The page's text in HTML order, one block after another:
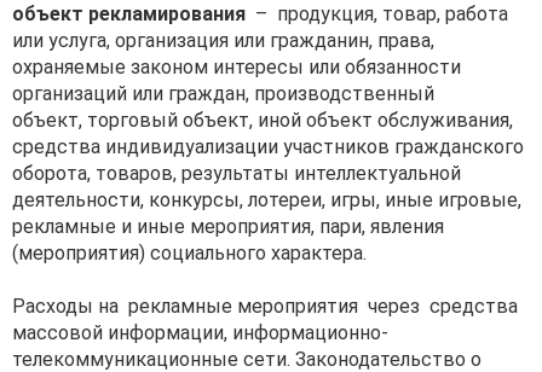
объект рекламирования – продукция, товар, работа
или услуга, организация или гражданин, права,
охраняемые законом интересы или обязанности
организаций или граждан, производственный
объект, торговый объект, иной объект обслуживания,
средства индивидуализации участников гражданского
оборота, товаров, результаты интеллектуальной
деятельности, конкурсы, лотереи, игры, иные игровые,
рекламные и иные мероприятия, пари, явления
(мероприятия) социального характера.
Расходы на рекламные мероприятия через средства
массовой информации, информационно-
телекоммуникационные сети. Законодательство о